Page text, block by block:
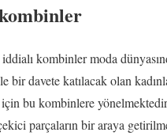
kombinler moda
davete katılacak olan
bu kombinlere
parçaların bir araya